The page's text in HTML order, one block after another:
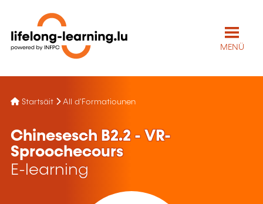
MENÜ
Startsäit All d'Formatiounen
Chinesesch B2.2 - VR-
Sproochecours
E-learning